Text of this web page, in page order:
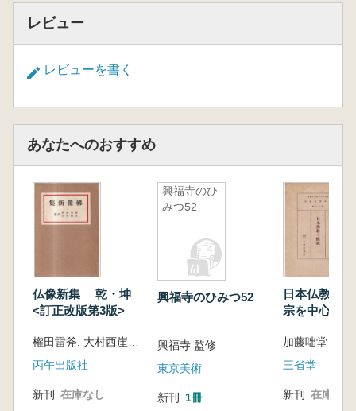
レビュー
レビューを書く
あなたへのおすすめ
仏像新集 乾・坤
<訂正改版第3版>
權田雷斧, 大村西崖 共著
丙午出版社
新刊 在庫なし
興福寺のひ
みつ52
興福寺のひみつ52
興福寺 監修
東京美術
新刊 1冊
日本仏教の
宗を中心と
加藤咄堂 著
三省堂
新刊 在庫なし